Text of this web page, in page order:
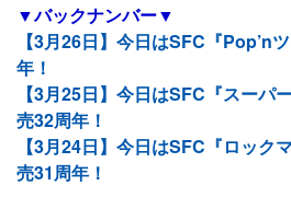
▼バックナンバー▼
【3月26日】今日はSFC『Pop’n
年！
【3月25日】今日はSFC『スーパ
売32周年！
【3月24日】今日はSFC『ロック
売31周年！